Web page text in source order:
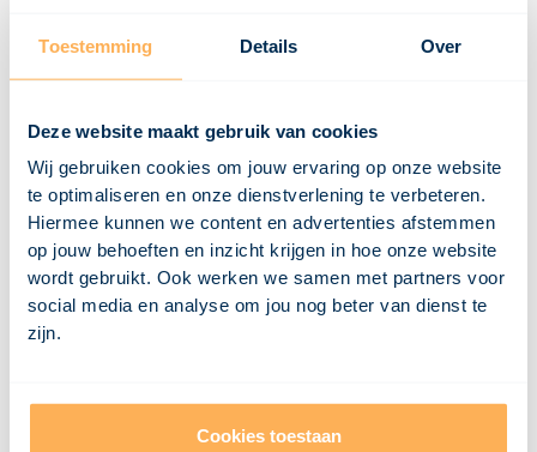
Toestemming Details Over
Deze website maakt gebruik van cookies
Wij gebruiken cookies om jouw ervaring op onze website
te optimaliseren en onze dienstverlening te verbeteren.
Hiermee kunnen we content en advertenties afstemmen
op jouw behoeften en inzicht krijgen in hoe onze website
wordt gebruikt. Ook werken we samen met partners voor
social media en analyse om jou nog beter van dienst te
zijn.
Cookies toestaan
Wat is draagvermogen?
Wat is een damwand?
Wat is een dakopstand?
Wat is een dakgoot?
Wat is een dakbeschot?
Wat is dakbedekking?
Wat is een dagkant?
Wat is een CV ketel?
Wat is condensatie?
Wat is een combinatievloer?
Wat is een casettevloer?
Wat is een buitenspouwblad?
Wat is een breedplaatvloer?